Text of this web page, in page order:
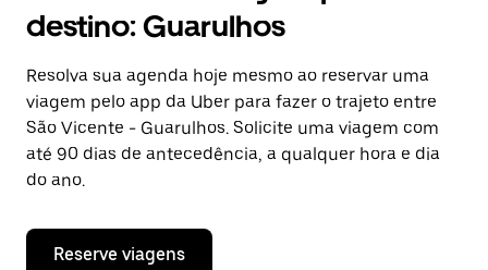
e
uma
data.
Pressione
a
tecla
“ESC”
para
o
calendário.
destino: Guarulhos
Resolva sua agenda hoje mesmo ao reservar uma
viagem pelo app da Uber para fazer o trajeto entre
São Vicente - Guarulhos. Solicite uma viagem com
até 90 dias de antecedência, a qualquer hora e dia
do ano.
Reserve viagens